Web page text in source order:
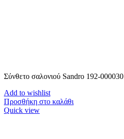
Σύνθετο σαλονιού Sandro 192-000030
Add to wishlist
Προσθήκη στο καλάθι
Quick view